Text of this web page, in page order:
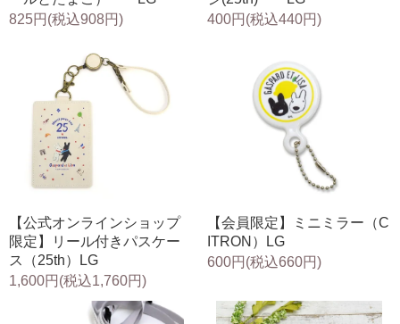
825円(税込908円)
400円(税込440円)
【公式オンラインショップ
限定】リール付きパスケー
ス（25th）LG
1,600円(税込1,760円)
【会員限定】ミニミラー（C
ITRON）LG
600円(税込660円)